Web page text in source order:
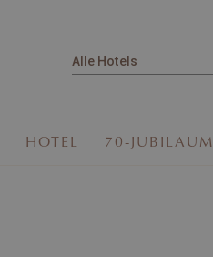
HOTEL 70-JUBILAUM